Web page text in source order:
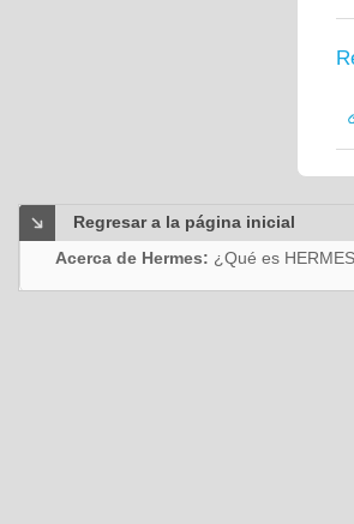
Regresar a la página inicial
Acerca de Hermes: ¿Qué es